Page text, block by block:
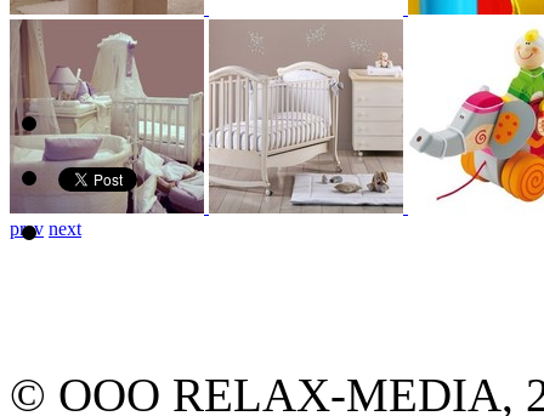
prev next
© ООО RELAX-MEDIA,